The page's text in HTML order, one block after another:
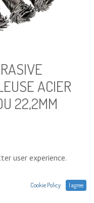
ACIER
22,2MM
user experience.
Cookie Policy I agree